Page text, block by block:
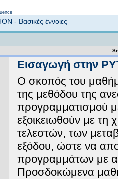
- Βασικές έννοιες
Εισαγωγή στην
Ο σκοπός του
της μεθόδου της
προγραμματισμού
εξοικειωθούν με
τελεστών, των
εξόδου, ώστε να
προγραμμάτων με
Προσδοκώμενα